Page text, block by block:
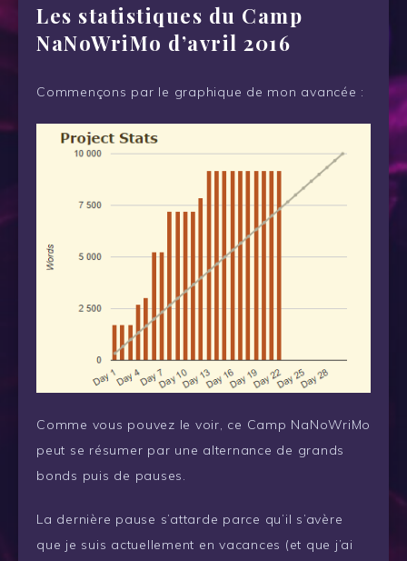
Les statistiques du Camp
NaNoWriMo d’avril 2016
Commençons par le graphique de mon avancée :
Comme vous pouvez le voir, ce Camp NaNoWriMo
peut se résumer par une alternance de grands
bonds puis de pauses.
La dernière pause s’attarde parce qu’il s’avère
que je suis actuellement en vacances (et que j’ai